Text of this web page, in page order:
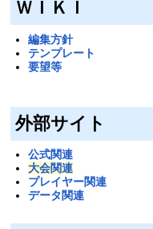
ＷＩＫＩ
編集方針
テンプレート
要望等
外部サイト
公式関連
大会関連
プレイヤー関連
データ関連